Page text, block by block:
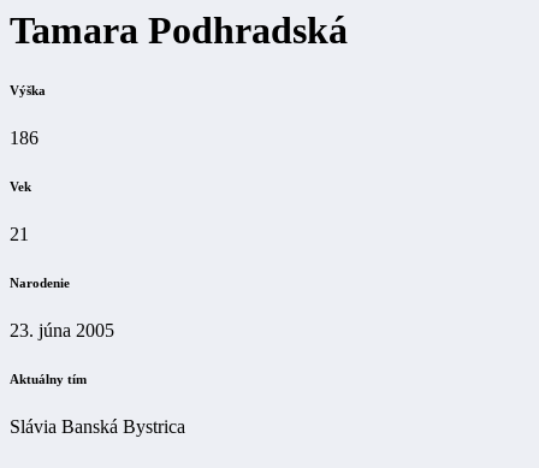
Tamara Podhradská
Výška
186
Vek
21
Narodenie
23. júna 2005
Aktuálny tím
Slávia Banská Bystrica